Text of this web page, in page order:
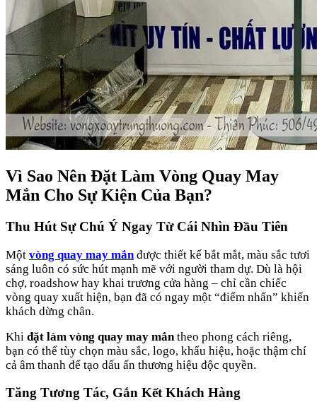
Vì Sao Nên Đặt Làm Vòng Quay May
Mắn Cho Sự Kiện Của Bạn?
Thu Hút Sự Chú Ý Ngay Từ Cái Nhìn Đầu Tiên
Một vòng quay may mắn được thiết kế bắt mắt, màu sắc tươi
sáng luôn có sức hút mạnh mẽ với người tham dự. Dù là hội
chợ, roadshow hay khai trương cửa hàng – chỉ cần chiếc
vòng quay xuất hiện, bạn đã có ngay một “điểm nhấn” khiến
khách dừng chân.
Khi đặt làm vòng quay may mắn theo phong cách riêng,
bạn có thể tùy chọn màu sắc, logo, khẩu hiệu, hoặc thậm chí
cả âm thanh để tạo dấu ấn thương hiệu độc quyền.
Tăng Tương Tác, Gắn Kết Khách Hàng